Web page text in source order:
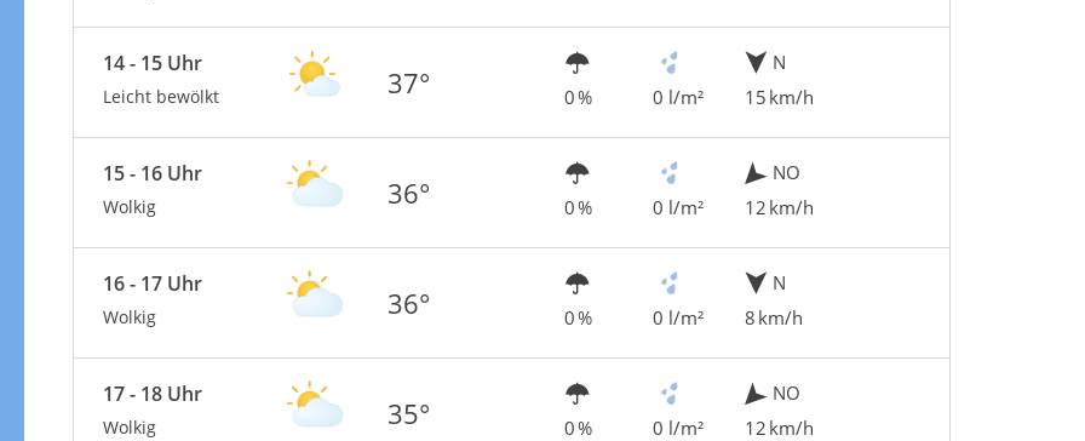
14 - 15 Uhr
Leicht bewölkt 37° 0 % 0 l/m²
N
15 km/h
15 - 16 Uhr
Wolkig 36° 0 % 0 l/m²
NO
12 km/h
16 - 17 Uhr
Wolkig 36° 0 % 0 l/m²
N
8 km/h
17 - 18 Uhr
Wolkig 35° 0 % 0 l/m²
NO
12 km/h